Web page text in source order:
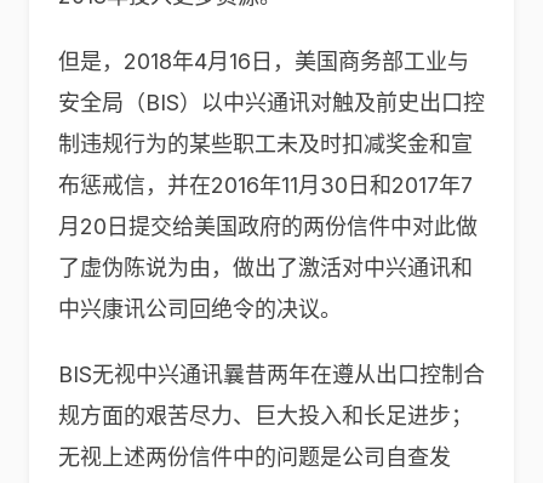
但是，2018年4月16日，美国商务部工业与
安全局（BIS）以中兴通讯对触及前史出口控
制违规行为的某些职工未及时扣减奖金和宣
布惩戒信，并在2016年11月30日和2017年7
月20日提交给美国政府的两份信件中对此做
了虚伪陈说为由，做出了激活对中兴通讯和
中兴康讯公司回绝令的决议。
BIS无视中兴通讯曩昔两年在遵从出口控制合
规方面的艰苦尽力、巨大投入和长足进步；
无视上述两份信件中的问题是公司自查发